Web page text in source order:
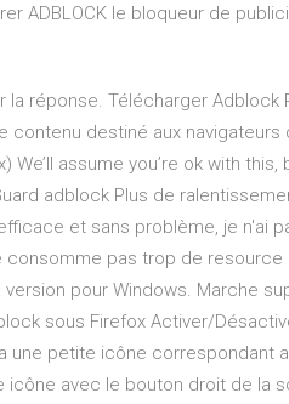
ADBLOCK le bloqueur de
la réponse. Télécharger
contenu destiné aux
We’ll assume you’re ok with
adblock Plus de
et sans problème, je n'ai
consomme pas trop de
version pour Windows. Marche
sous Firefox Activer/
une petite icône correspondant
avec le bouton droit de la